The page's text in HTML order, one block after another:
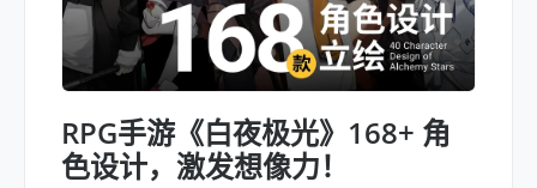
RPG手游《白夜极光》168+ 角
色设计，激发想像力！